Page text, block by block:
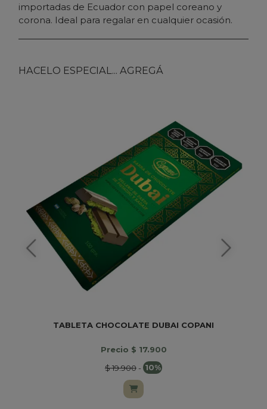
importadas de Ecuador con papel coreano y
corona. Ideal para regalar en cualquier ocasión.
HACELO ESPECIAL... AGREGÁ
TABLETA CHOCOLATE DUBAI COPANI
Precio $ 17.900
$ 19.900- 10%